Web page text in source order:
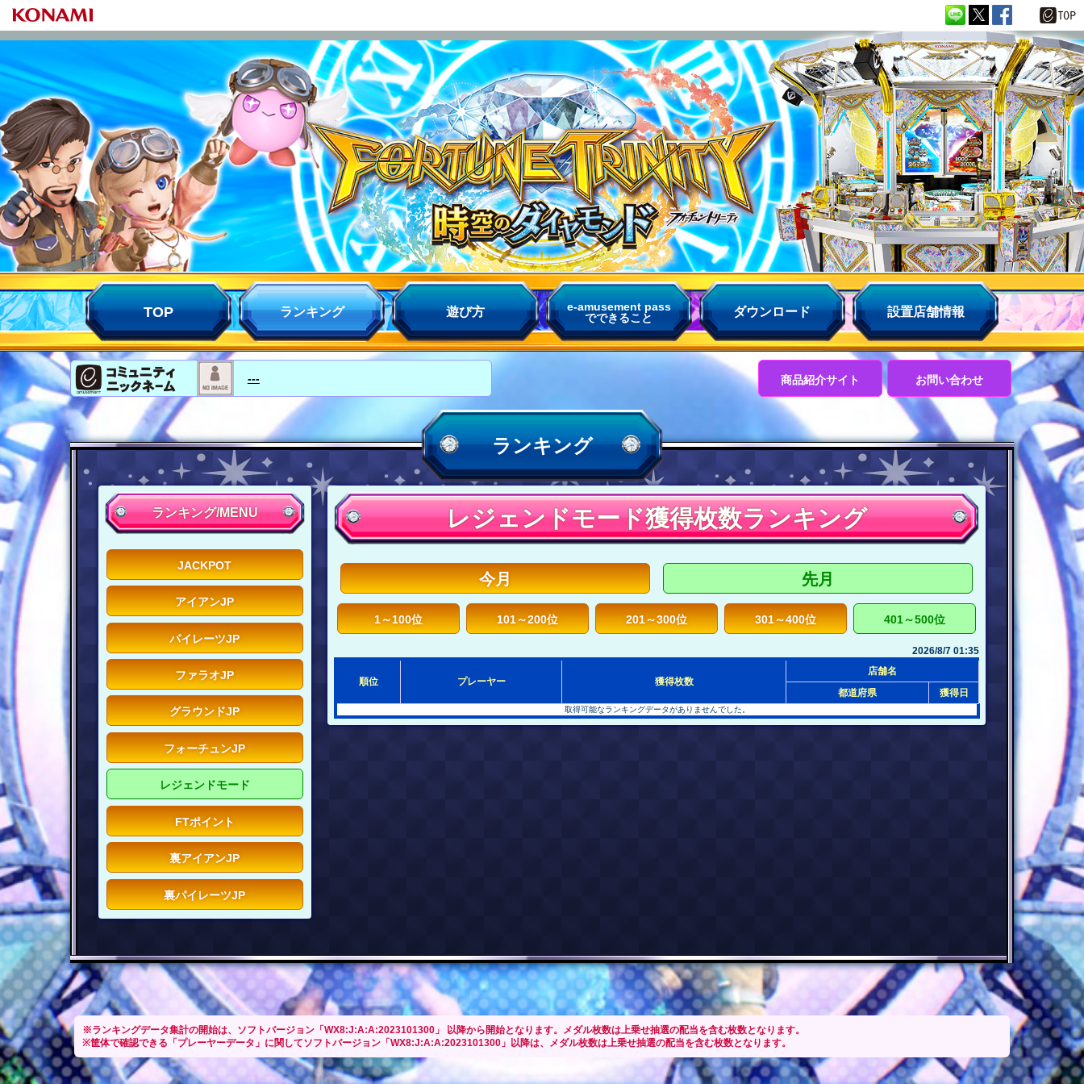
TOP ランキング 遊び方
e-amusement pass
でできること
ダウンロード 設置店舗情報
商品紹介サイト お問い合わせ
---
ランキング
ランキング/MENU
JACKPOT
アイアンJP
パイレーツJP
ファラオJP
グラウンドJP
フォーチュンJP
レジェンドモード
FTポイント
裏アイアンJP
裏パイレーツJP
レジェンドモード獲得枚数ランキング
今月 先月
1～100位 101～200位 201～300位 301～400位 401～500位
2026/8/7 01:35
順位 プレーヤー 獲得枚数
店舗名
都道府県
獲得日
取得可能なランキングデータがありませんでした。
※ランキングデータ集計の開始は、ソフトバージョン「WX8:J:A:A:2023101300」 以降から開始となります。メダル枚数は上乗せ抽選の配当を含む枚数となります。
※筐体で確認できる「プレーヤーデータ」に関してソフトバージョン「WX8:J:A:A:2023101300」以降は、メダル枚数は上乗せ抽選の配当を含む枚数となります。